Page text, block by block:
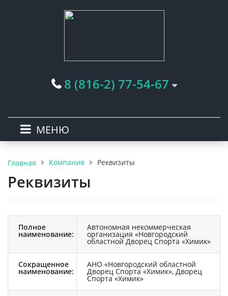
8 (816-2) 77-54-67
МЕНЮ
Главная Компания Реквизиты
Реквизиты
Полное
наименование:
Автономная некоммерческая
организация «Новгородский
областной Дворец Спорта «Химик»
Сокращенное
наименование:
АНО «Новгородский областной
Дворец Спорта «Химик», Дворец
Спорта «Химик»